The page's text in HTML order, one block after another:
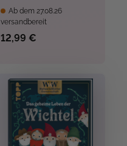
Ab dem 27.08.26
versandbereit
12,99 €